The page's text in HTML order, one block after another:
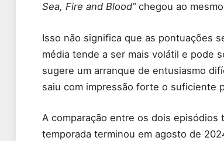
Sea, Fire and Blood”chegou ao
Isso não significa que as pontuações
média tende a ser mais volátil e pode
sugere um arranque de entusiasmo
saiu com impressão forte o suficiente
A comparação entre os dois episódios
temporada terminou em agosto de